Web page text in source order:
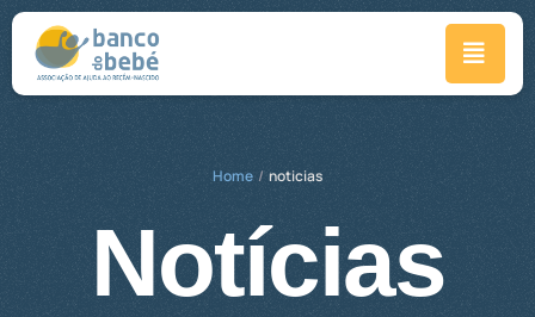
Home / noticias
Notícias